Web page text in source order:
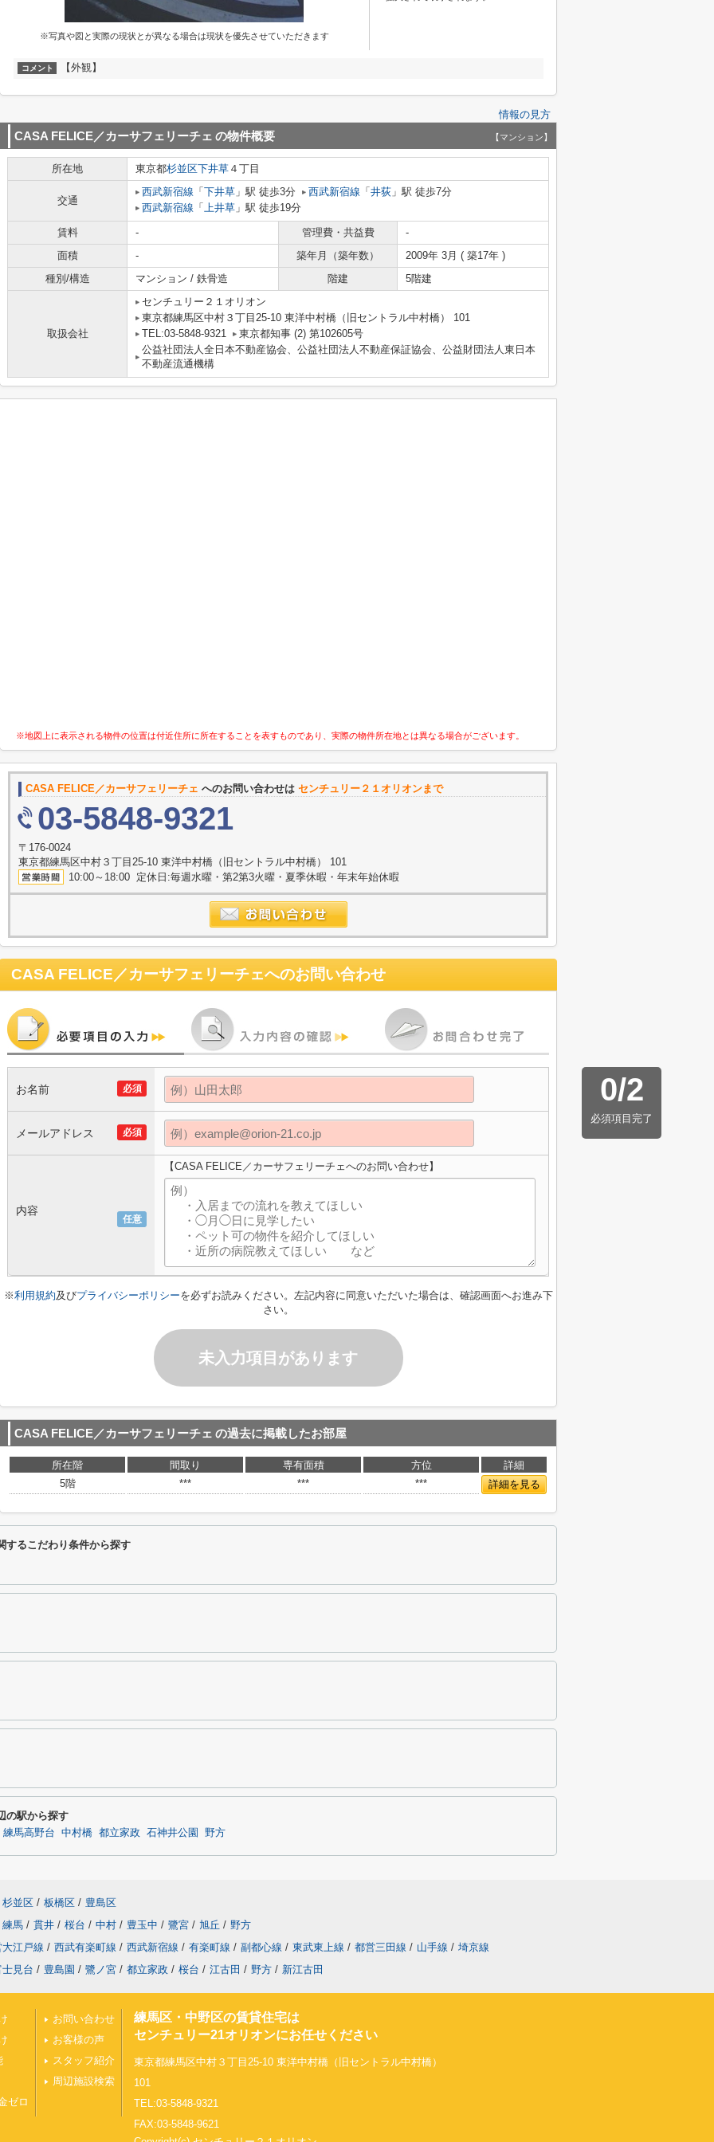
※写真や図と実際の現状とが異なる場合は現状を優先させていただきます
コメント 【外観】
情報の見方
CASA FELICE／カーサフェリーチェ の物件概要 【マンション】
所在地 東京都杉並区下井草 ４丁目
交通
西武新宿線 「 下井草 」駅 徒歩3分 西武新宿線 「 井荻 」駅 徒歩7分
西武新宿線 「 上井草 」駅 徒歩19分
賃料 - 管理費・共益費
-
面積
- 築年月（築年数）
2009年 3月 ( 築17年 )
種別/構造
マンション / 鉄骨造 階建 5階建
取扱会社
センチュリー２１オリオン
東京都練馬区中村３丁目25-10 東洋中村橋（旧セントラル中村橋） 101
TEL:03-5848-9321
東京都知事 (2) 第102605号
公益社団法人全日本不動産協会、公益社団法人不動産保証協会、公益財団法人東日本
不動産流通機構
※地図上に表示される物件の位置は付近住所に所在することを表すものであり、実際の物件所在地とは異なる場合がございます。
CASA FELICE／カーサフェリーチェ へのお問い合わせは センチュリー２１オリオンまで
03-5848-9321
〒176-0024
東京都練馬区中村３丁目25-10 東洋中村橋（旧セントラル中村橋） 101
10:00～18:00 定休日:毎週水曜・第2第3火曜・夏季休暇・年末年始休暇
CASA FELICE／カーサフェリーチェへのお問い合わせ
0/2
必須項目完了
必須
お名前
必須
メールアドレス
任意
内容
【CASA FELICE／カーサフェリーチェへのお問い合わせ】
※利用規約及びプライバシーポリシーを必ずお読みください。左記内容に同意いただいた場合は、確認画面へお進み下
さい。
未入力項目があります
CASA FELICE／カーサフェリーチェ の過去に掲載したお部屋
所在階 間取り 専有面積 方位
詳細
5階
*** *** *** 詳細を見る
するこだわり条件から探す
の駅から探す
練馬高野台 中村橋 都立家政 石神井公園 野方
杉並区 / 板橋区 / 豊島区
練馬 / 貫井 / 桜台 / 中村 / 豊玉中 / 鷺宮 / 旭丘 / 野方
大江戸線 / 西武有楽町線 / 西武新宿線 / 有楽町線 / 副都心線 / 東武東上線 / 都営三田線 / 山手線 / 埼京線
士見台 / 豊島園 / 鷺ノ宮 / 都立家政 / 桜台 / 江古田 / 野方 / 新江古田
ゼロ
お問い合わせ
お客様の声
スタッフ紹介
周辺施設検索
練馬区・中野区の賃貸住宅は
センチュリー21オリオンにお任せください
東京都練馬区中村３丁目25-10 東洋中村橋（旧セントラル中村橋）
101
TEL:03-5848-9321
FAX:03-5848-9621